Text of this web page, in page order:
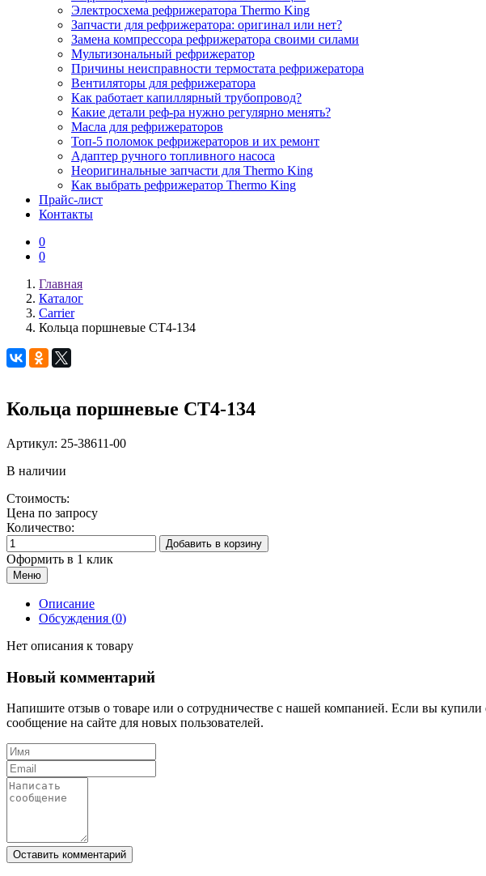
Электросхема рефрижератора Thermo King
Запчасти для рефрижератора: оригинал или нет?
Замена компрессора рефрижератора своими силами
Мультизональный рефрижератор
Причины неисправности термостата рефрижератора
Вентиляторы для рефрижератора
Как работает капиллярный трубопровод?
Какие детали реф-ра нужно регулярно менять?
Масла для рефрижераторов
Топ-5 поломок рефрижераторов и их ремонт
Адаптер ручного топливного насоса
Неоригинальные запчасти для Thermo King
Как выбрать рефрижератор Thermo King
Прайс-лист
Контакты
0
0
Главная
Каталог
Carrier
Кольца поршневые СТ4-134
Кольца поршневые СТ4-134
Артикул: 25-38611-00
В наличии
Стоимость:
Цена по запросу
Количество:
Добавить в корзину
Оформить в 1 клик
Меню
Описание
Обсуждения (0)
Нет описания к товару
Новый комментарий
Напишите отзыв о товаре или о сотрудничестве с нашей компанией. Если вы
сообщение на сайте для новых пользователей.